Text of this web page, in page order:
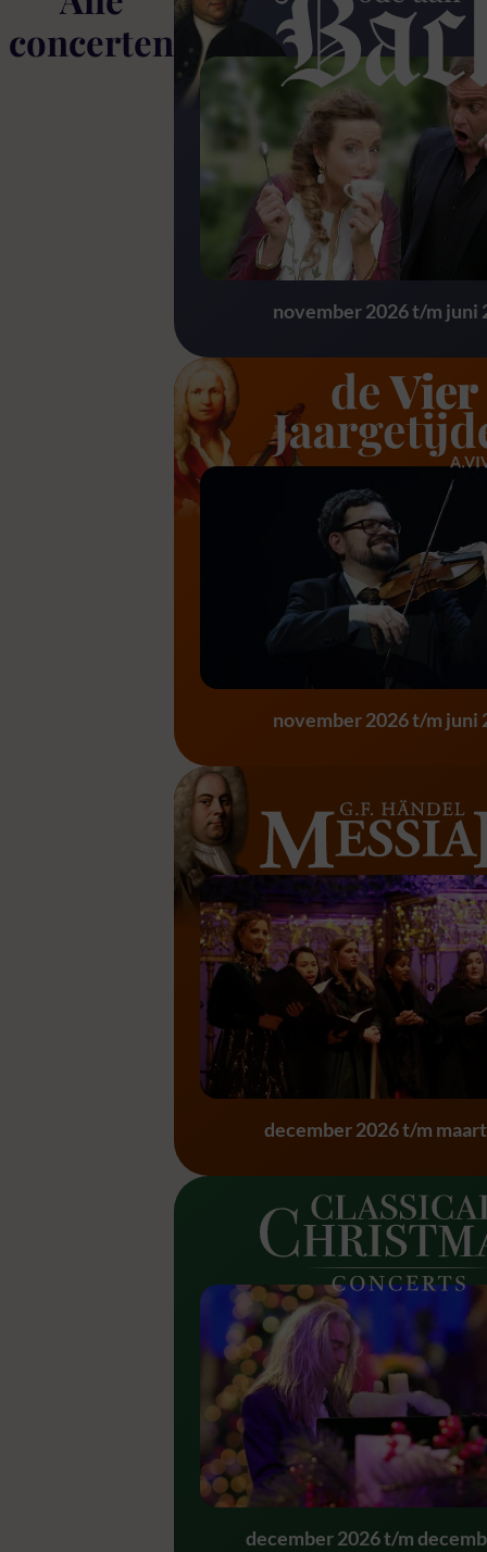
concerten
Ode aan Bach
november 2026 t/m juni
Vier
november 2026 t/m juni
Messiah – G.F.
december 2026 t/m
Classical
december 2026 t/m